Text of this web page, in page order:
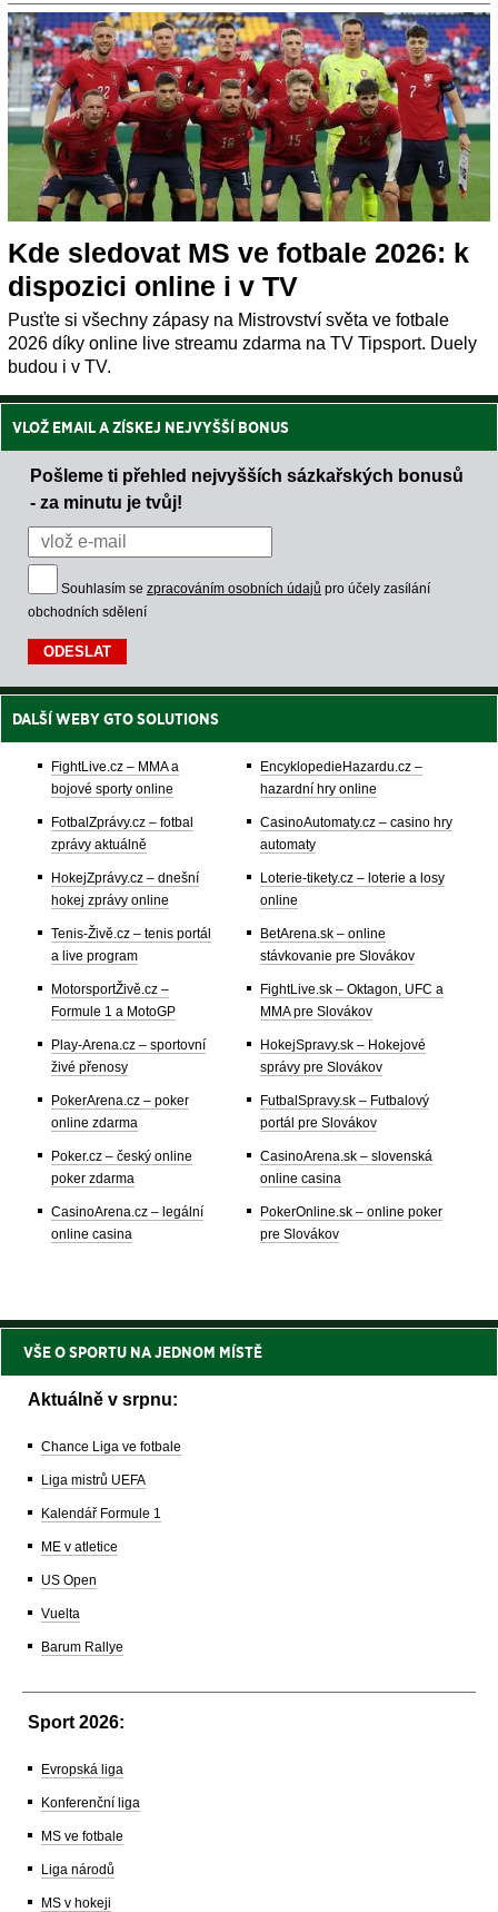
Kde sledovat MS ve fotbale 2026: k
dispozici online i v TV
Pusťte si všechny zápasy na Mistrovství světa ve fotbale
2026 díky online live streamu zdarma na TV Tipsport. Duely
budou i v TV.
VLOŽ EMAIL A ZÍSKEJ NEJVYŠŠÍ BONUS
Pošleme ti přehled nejvyšších sázkařských bonusů
- za minutu je tvůj!
Souhlasím se zpracováním osobních údajů pro účely zasílání
obchodních sdělení
DALŠÍ WEBY GTO SOLUTIONS
FightLive.cz – MMA a
bojové sporty online
FotbalZprávy.cz – fotbal
zprávy aktuálně
HokejZprávy.cz – dnešní
hokej zprávy online
Tenis-Živě.cz – tenis portál
a live program
MotorsportŽivě.cz –
Formule 1 a MotoGP
Play-Arena.cz – sportovní
živé přenosy
PokerArena.cz – poker
online zdarma
Poker.cz – český online
poker zdarma
CasinoArena.cz – legální
online casina
EncyklopedieHazardu.cz –
hazardní hry online
CasinoAutomaty.cz – casino hry
automaty
Loterie-tikety.cz – loterie a losy
online
BetArena.sk – online
stávkovanie pre Slovákov
FightLive.sk – Oktagon, UFC a
MMA pre Slovákov
HokejSpravy.sk – Hokejové
správy pre Slovákov
FutbalSpravy.sk – Futbalový
portál pre Slovákov
CasinoArena.sk – slovenská
online casina
PokerOnline.sk – online poker
pre Slovákov
VŠE O SPORTU NA JEDNOM MÍSTĚ
Aktuálně v srpnu:
Chance Liga ve fotbale
Liga mistrů UEFA
Kalendář Formule 1
ME v atletice
US Open
Vuelta
Barum Rallye
Sport 2026:
Evropská liga
Konferenční liga
MS ve fotbale
Liga národů
MS v hokeji